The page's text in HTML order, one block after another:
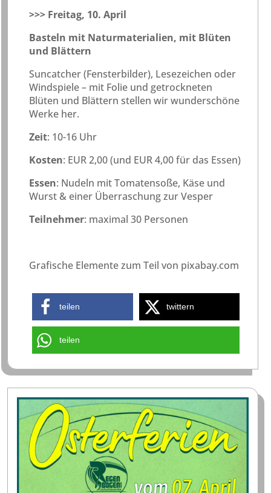
>>> Freitag, 10. April
Basteln mit Naturmaterialien, mit Blüten
und Blättern
Suncatcher (Fensterbilder), Lesezeichen oder
Windspiele – mit Folie und getrockneten
Blüten und Blättern stellen wir wunderschöne
Werke her.
Zeit: 10-16 Uhr
Kosten: EUR 2,00 (und EUR 4,00 für das Essen)
Essen: Nudeln mit Tomatensoße, Käse und
Wurst & einer Überraschung zur Vesper
Teilnehmer: maximal 30 Personen
Grafische Elemente zum Teil von pixabay.com
teilen twittern
teilen